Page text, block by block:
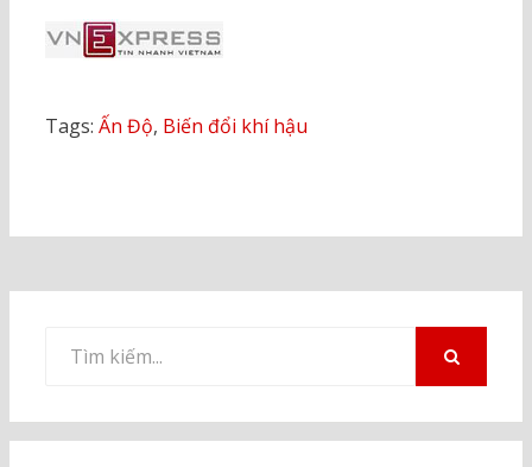
Tags: Ấn Độ, Biến đổi khí hậu
kiếm